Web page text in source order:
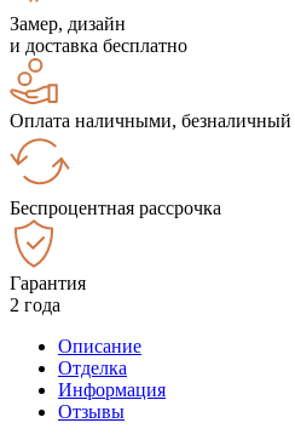
Замер, дизайн
и доставка бесплатно
Оплата наличными, безналичный
Беспроцентная рассрочка
Гарантия
2 года
Описание
Отделка
Информация
Отзывы